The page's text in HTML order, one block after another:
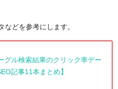
どを参考にします。
グル検索結果のクリック率デー
記事11本まとめ】